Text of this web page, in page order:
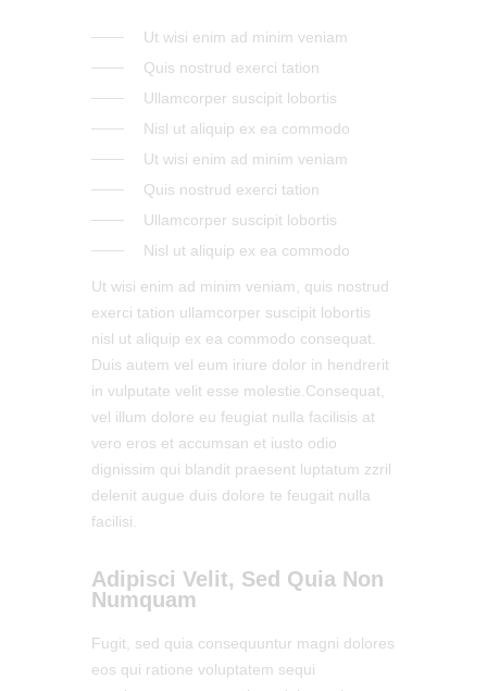
Ut wisi enim ad minim veniam
Quis nostrud exerci tation
Ullamcorper suscipit lobortis
Nisl ut aliquip ex ea commodo
Ut wisi enim ad minim veniam
Quis nostrud exerci tation
Ullamcorper suscipit lobortis
Nisl ut aliquip ex ea commodo
Ut wisi enim ad minim veniam, quis nostrud
exerci tation ullamcorper suscipit lobortis
nisl ut aliquip ex ea commodo consequat.
Duis autem vel eum iriure dolor in hendrerit
in vulputate velit esse molestie.Сonsequat,
vel illum dolore eu feugiat nulla facilisis at
vero eros et accumsan et iusto odio
dignissim qui blandit praesent luptatum zzril
delenit augue duis dolore te feugait nulla
facilisi.
Adipisci Velit, Sed Quia Non
Numquam
Fugit, sed quia consequuntur magni dolores
eos qui ratione voluptatem sequi